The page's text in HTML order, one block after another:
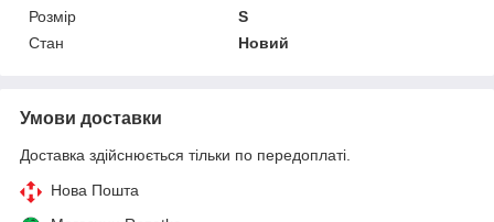
Розмір
S
Стан
Новий
Умови доставки
Доставка здійснюється тільки по передоплаті.
Нова Пошта